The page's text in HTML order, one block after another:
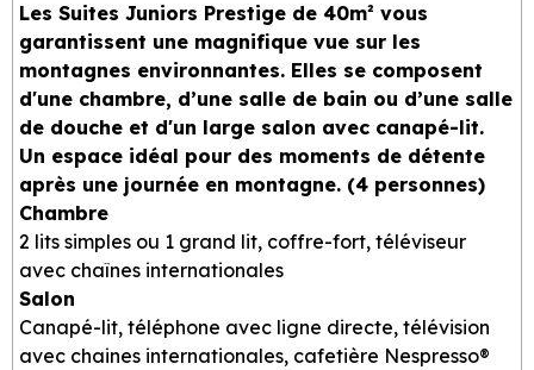
Les Suites Juniors Prestige de 40m² vous
garantissent une magnifique vue sur les
montagnes environnantes. Elles se composent
d'une chambre, d’une salle de bain ou d’une salle
de douche et d'un large salon avec canapé-lit.
Un espace idéal pour des moments de détente
après une journée en montagne. (4 personnes)
Chambre
2 lits simples ou 1 grand lit, coffre-fort, téléviseur
avec chaînes internationales
Salon
Canapé-lit, téléphone avec ligne directe, télévision
avec chaines internationales, cafetière Nespresso®